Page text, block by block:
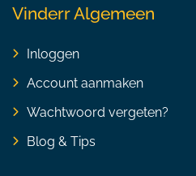
Vinderr Algemeen
Inloggen
Account aanmaken
Wachtwoord vergeten?
Blog & Tips